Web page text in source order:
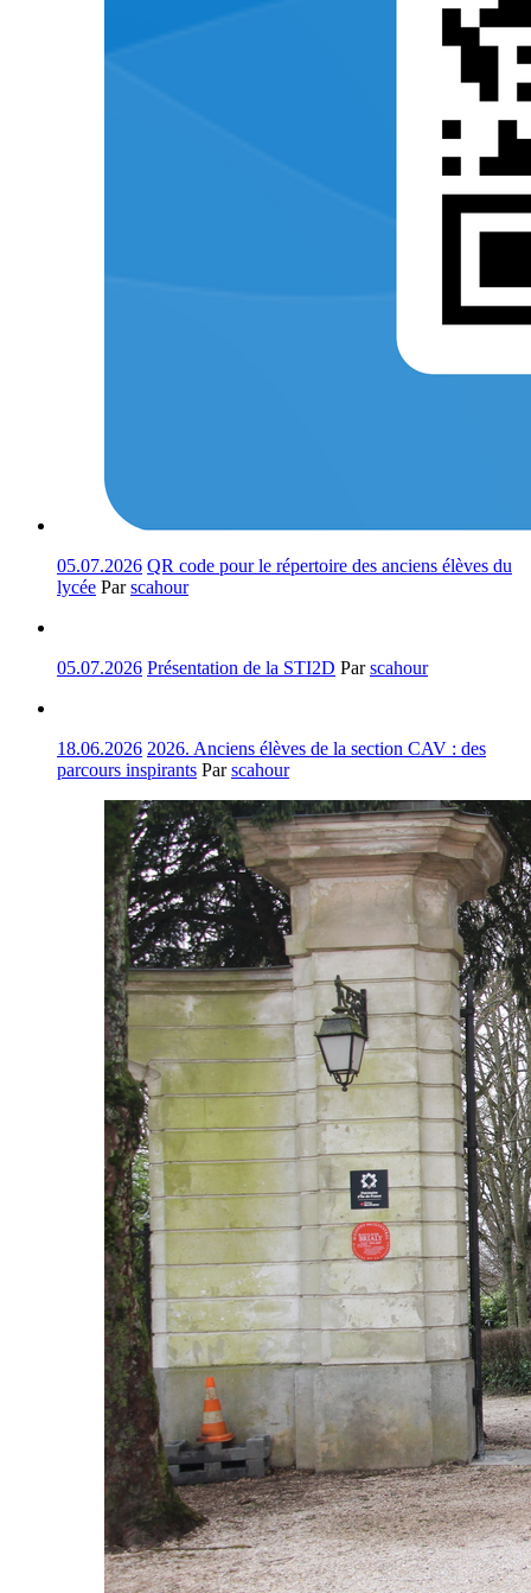
05.07.2026 QR code pour le répertoire des anciens élèves du
lycée Parscahour
05.07.2026 Présentation de la STI2D Parscahour
18.06.2026 2026. Anciens élèves de la section CAV : des
parcours inspirants Parscahour